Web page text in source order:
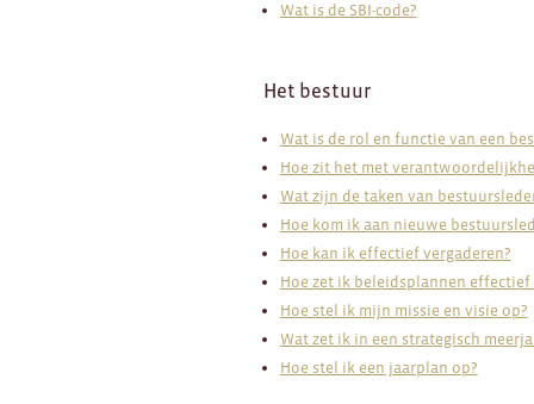
Wat is de SBI-code?
Het bestuur
Wat is de rol en functie van een
Hoe zit het met
Wat zijn de taken van
Hoe kom ik aan nieuwe
Hoe kan ik effectief vergaderen?
Hoe zet ik beleidsplannen effectief
Hoe stel ik mijn missie en visie op?
Wat zet ik in een strategisch
Hoe stel ik een jaarplan op?